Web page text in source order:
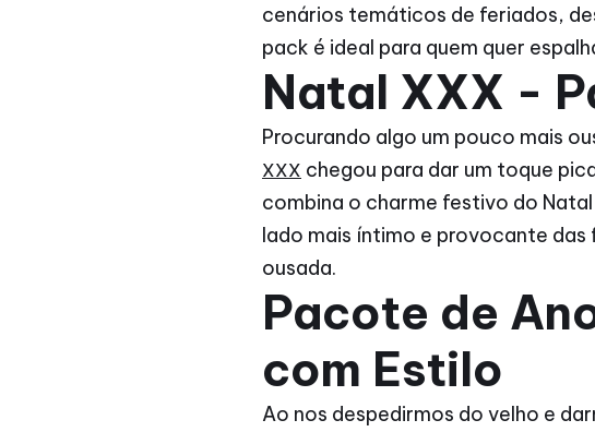
cenários temáticos de feriados,
pack é ideal para quem quer
Natal XXX -
Procurando algo um pouco mais
XXX chegou para dar um toque
combina o charme festivo do
lado mais íntimo e provocante das
ousada.
Pacote de
com Estilo
Ao nos despedirmos do velho e